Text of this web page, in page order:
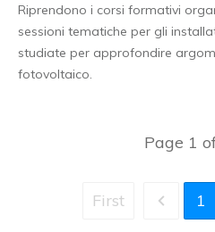
Riprendono i corsi formativi
sessioni tematiche per gli
studiate per approfondire
fotovoltaico.
Page 1
First 1